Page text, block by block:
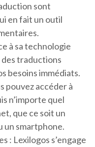
sont
en fait un outil
à sa technologie
traductions
besoins immédiats.
pouvez accéder à
n’importe quel
que ce soit un
un smartphone.
: Lexilogos s’engage